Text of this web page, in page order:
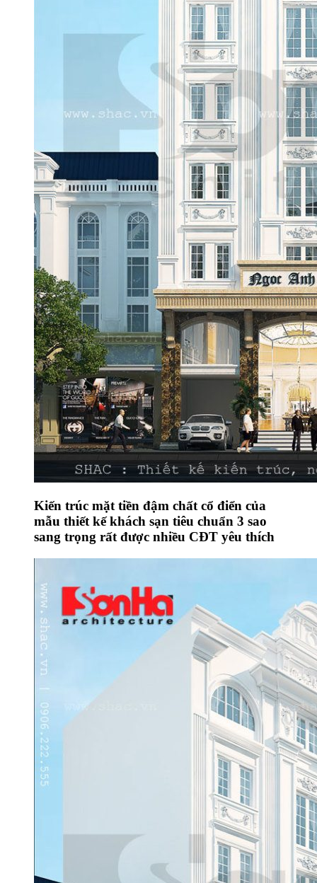
Kiến trúc mặt tiền đậm chất cổ điển của
mẫu thiết kế khách sạn tiêu chuẩn 3 sao
sang trọng rất được nhiều CĐT yêu thích